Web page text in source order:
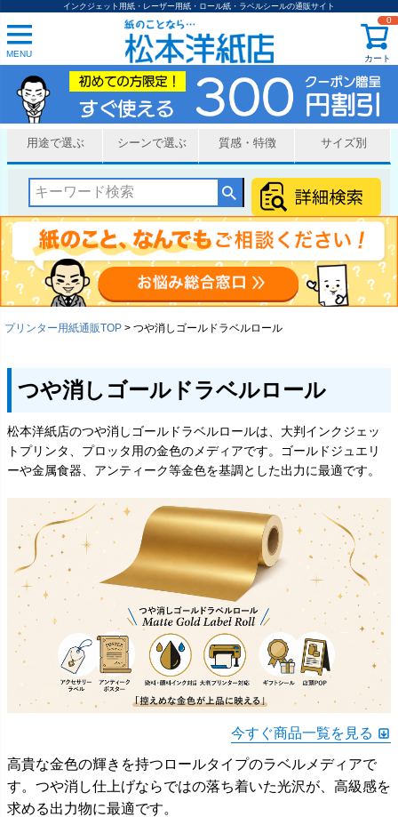
インクジェット用紙・レーザー用紙・ロール紙・ラベルシールの通販サイト
MENU カート
0
用途で選ぶ シーンで選ぶ 質感・特徴 サイズ別
プリンター用紙通販TOP つや消しゴールドラベルロール
つや消しゴールドラベルロール
松本洋紙店のつや消しゴールドラベルロールは、大判インクジェッ
トプリンタ、プロッタ用の金色のメディアです。ゴールドジュエリ
ーや金属食器、アンティーク等金色を基調とした出力に最適です。
今すぐ商品一覧を見る
高貴な金色の輝きを持つロールタイプのラベルメディアで
す。つや消し仕上げならではの落ち着いた光沢が、高級感を
求める出力物に最適です。